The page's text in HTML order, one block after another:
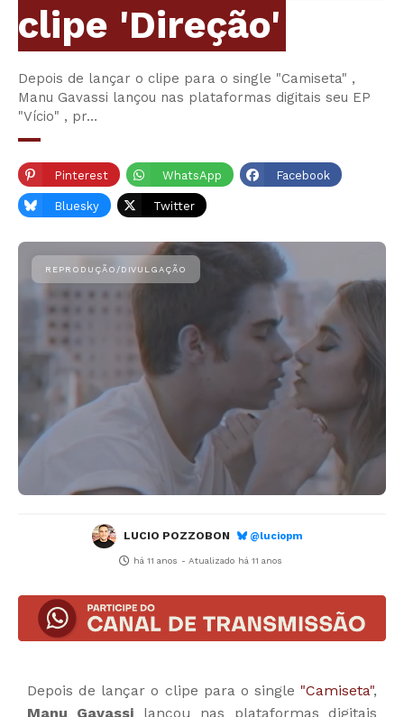
clipe 'Direção'
Depois de lançar o clipe para o single "Camiseta" ,
Manu Gavassi lançou nas plataformas digitais seu EP
"Vício" , pr…
Pinterest WhatsApp Facebook
Bluesky Twitter
LUCIO POZZOBON @luciopm
há 11 anos - Atualizado há 11 anos
Depois de lançar o clipe para o single "Camiseta",
Manu Gavassi lançou nas plataformas digitais